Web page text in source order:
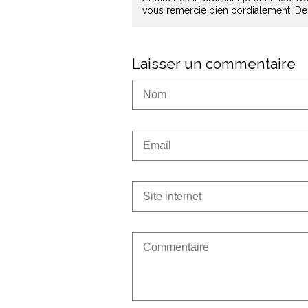
vous remercie bien cordialement.
Laisser un commentaire